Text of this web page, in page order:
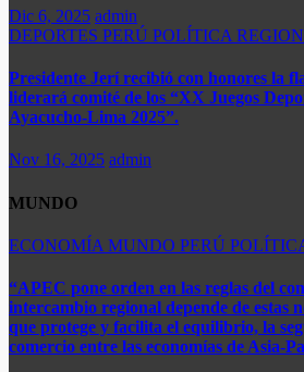
Dic 6, 2025 admin
DEPORTES PERÚ POLÍTICA
Presidente Jerí recibió con honores la
liderará comité de los “XX Juegos
Ayacucho-Lima 2025”.
Nov 16, 2025 admin
MUNDO
ECONOMÍA MUNDO PERÚ
“APEC pone orden en las reglas del
intercambio regional depende de estas
que protege y facilita el equilibrio, la
comercio entre las economías de Asia-